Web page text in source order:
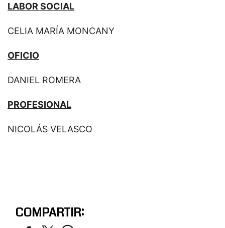
LABOR SOCIAL
CELIA MARÍA MONCANY
OFICIO
DANIEL ROMERA
PROFESIONAL
NICOLÁS VELASCO
COMPARTIR: